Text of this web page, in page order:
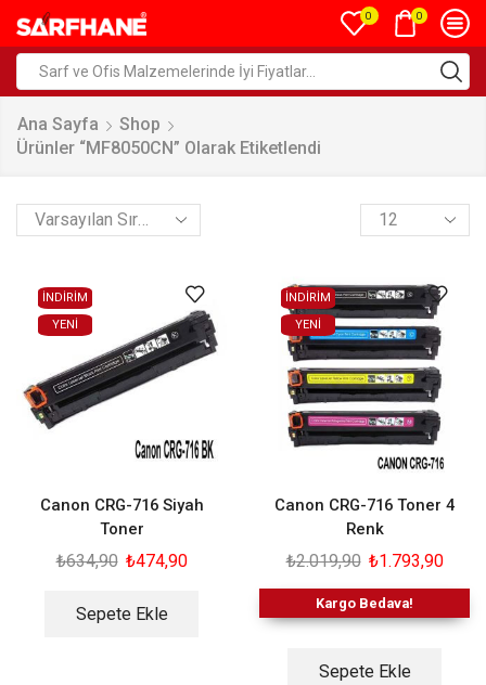
0 0
Ana Sayfa
Shop
Ürünler “MF8050CN” Olarak Etiketlendi
İNDİRİM
YENI
Canon CRG-716 Siyah
Toner
₺634,90 ₺474,90
Sepete Ekle
İNDİRİM
YENI
Canon CRG-716 Toner 4
Renk
₺2.019,90 ₺1.793,90
Kargo Bedava!
Sepete Ekle